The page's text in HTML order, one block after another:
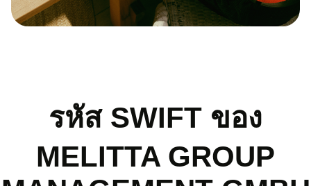
รหัส SWIFT ของ
MELITTA GROUP